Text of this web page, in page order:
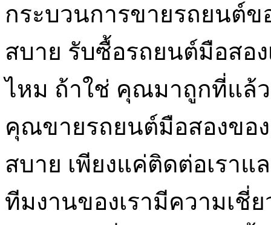
กระบวนการขายรถยนต์ข
สบาย รับซื้อรถยนต์มือส
ไหม ถ้าใช่ คุณมาถูกที่แล้
คุณขายรถยนต์มือสองขอ
สบาย เพียงแค่ติดต่อเราแ
ทีมงานของเรามีความเชี่